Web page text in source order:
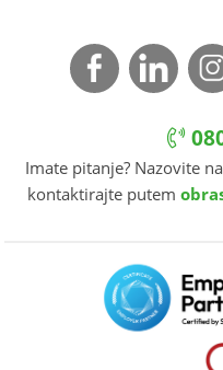
Imate pitanje? Nazovite
kontaktirajte putem